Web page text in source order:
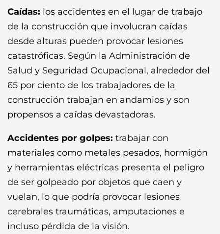
Caídas: los accidentes en el lugar de trabajo
de la construcción que involucran caídas
desde alturas pueden provocar lesiones
catastróficas. Según la Administración de
Salud y Seguridad Ocupacional, alrededor del
65 por ciento de los trabajadores de la
construcción trabajan en andamios y son
propensos a caídas devastadoras.
Accidentes por golpes: trabajar con
materiales como metales pesados, hormigón
y herramientas eléctricas presenta el peligro
de ser golpeado por objetos que caen y
vuelan, lo que podría provocar lesiones
cerebrales traumáticas, amputaciones e
incluso pérdida de la visión.